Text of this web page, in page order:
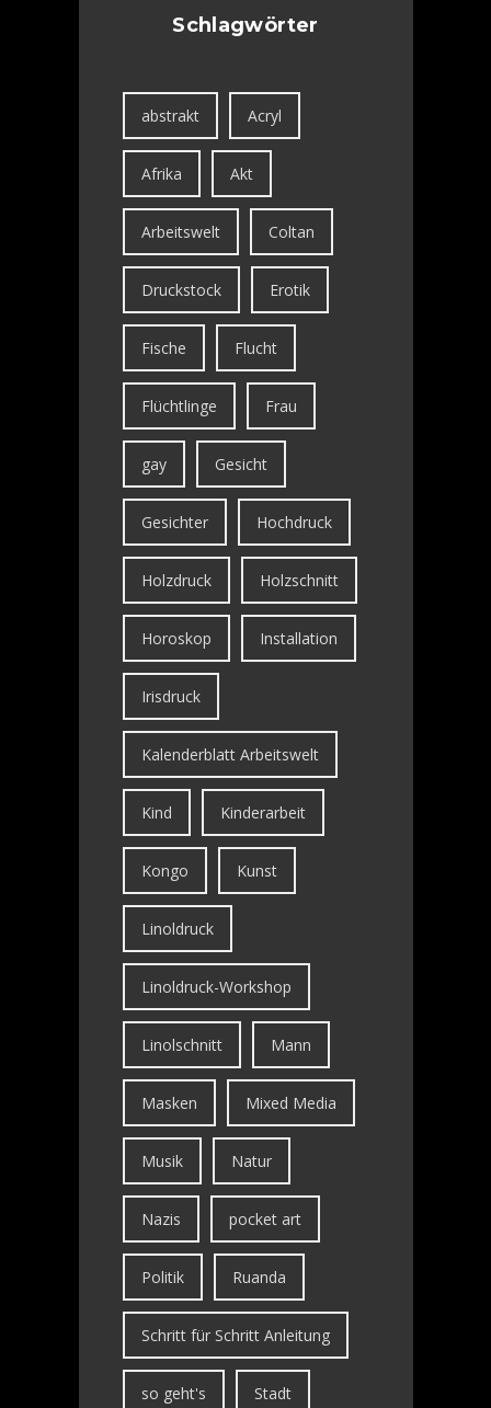
Schlagwörter
abstrakt Acryl
Afrika Akt
Arbeitswelt Coltan
Druckstock Erotik
Fische Flucht
Flüchtlinge Frau
gay Gesicht
Gesichter Hochdruck
Holzdruck Holzschnitt
Horoskop Installation
Irisdruck
Kalenderblatt Arbeitswelt
Kind Kinderarbeit
Kongo Kunst
Linoldruck
Linoldruck-Workshop
Linolschnitt Mann
Masken Mixed Media
Musik Natur
Nazis pocket art
Politik Ruanda
Schritt für Schritt Anleitung
so geht's Stadt